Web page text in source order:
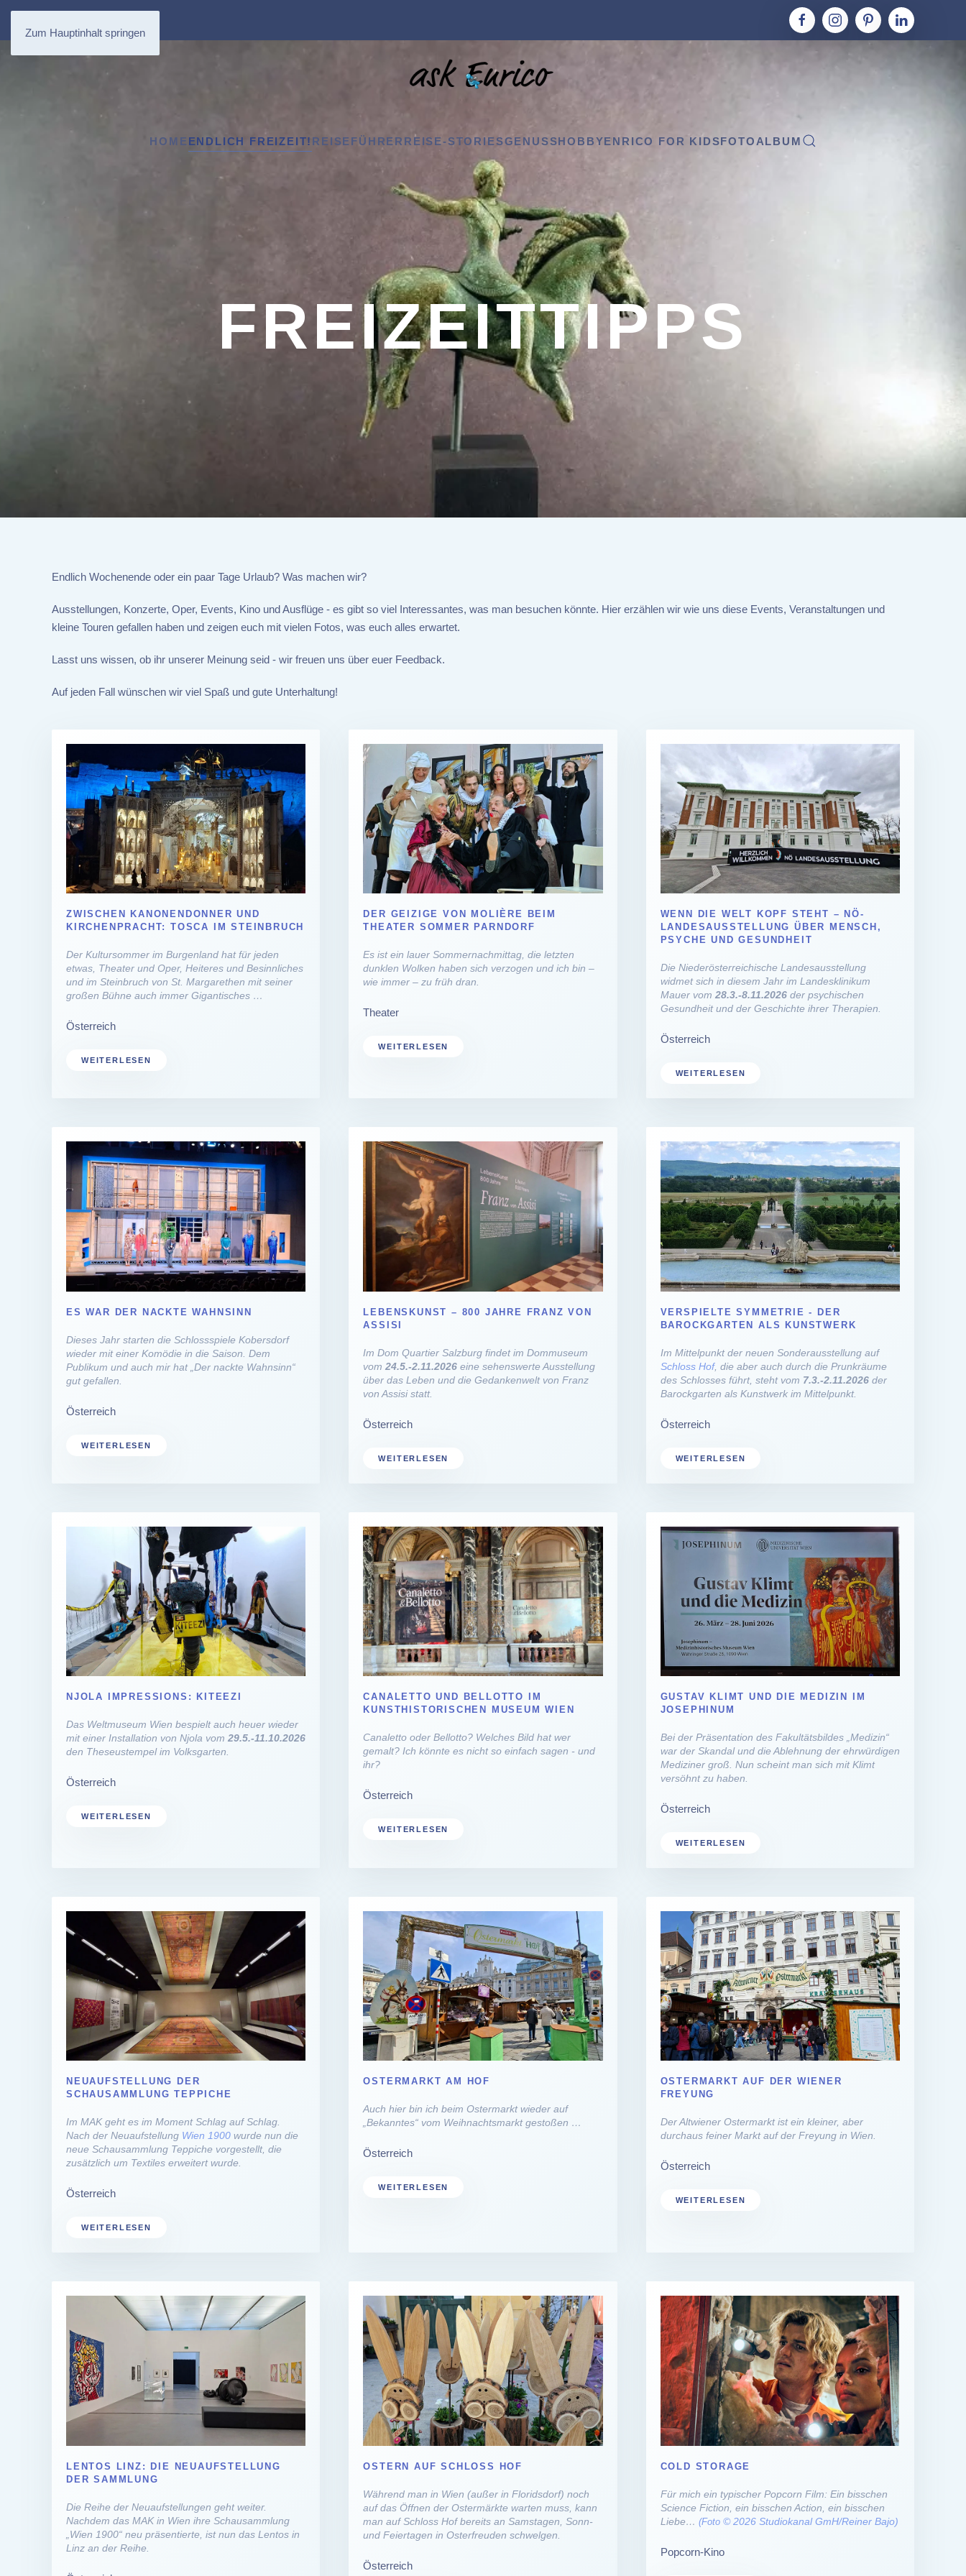
Zum Hauptinhalt springen
HOME ENDLICH FREIZEIT! REISEFÜHRER REISE-STORIESGENUSSHOBBYENRICO FOR KIDSFOTOALBUM
FREIZEITTIPPS
Endlich Wochenende oder ein paar Tage Urlaub? Was machen wir?
Ausstellungen, Konzerte, Oper, Events, Kino und Ausflüge - es gibt so viel Interessantes, was man besuchen könnte. Hier erzählen wir wie uns diese Events, Veranstaltungen und
kleine Touren gefallen haben und zeigen euch mit vielen Fotos, was euch alles erwartet.
Lasst uns wissen, ob ihr unserer Meinung seid - wir freuen uns über euer Feedback.
Auf jeden Fall wünschen wir viel Spaß und gute Unterhaltung!
ZWISCHEN KANONENDONNER UND
KIRCHENPRACHT: TOSCA IM STEINBRUCH
Der Kultursommer im Burgenland hat für jeden
etwas, Theater und Oper, Heiteres und Besinnliches
und im Steinbruch von St. Margarethen mit seiner
großen Bühne auch immer Gigantisches …
Österreich
WEITERLESEN
DER GEIZIGE VON MOLIÈRE BEIM
THEATER SOMMER PARNDORF
Es ist ein lauer Sommernachmittag, die letzten
dunklen Wolken haben sich verzogen und ich bin –
wie immer – zu früh dran.
Theater
WEITERLESEN
WENN DIE WELT KOPF STEHT – NÖ-
LANDESAUSSTELLUNG ÜBER MENSCH,
PSYCHE UND GESUNDHEIT
Die Niederösterreichische Landesausstellung
widmet sich in diesem Jahr im Landesklinikum
Mauer vom 28.3.-8.11.2026der psychischen
Gesundheit und der Geschichte ihrer Therapien.
Österreich
WEITERLESEN
ES WAR DER NACKTE WAHNSINN
Dieses Jahr starten die Schlossspiele Kobersdorf
wieder mit einer Komödie in die Saison. Dem
Publikum und auch mir hat „Der nackte Wahnsinn“
gut gefallen.
Österreich
WEITERLESEN
LEBENSKUNST – 800 JAHRE FRANZ VON
ASSISI
Im Dom Quartier Salzburg findet im Dommuseum
vom24.5.-2.11.2026 eine sehenswerte Ausstellung
über das Leben und die Gedankenwelt von Franz
von Assisi statt.
Österreich
WEITERLESEN
VERSPIELTE SYMMETRIE - DER
BAROCKGARTEN ALS KUNSTWERK
Im Mittelpunkt der neuen Sonderausstellung auf
Schloss Hof, die aber auch durch die Prunkräume
des Schlosses führt, steht vom 7.3.-2.11.2026der
Barockgarten als Kunstwerk im Mittelpunkt.
Österreich
WEITERLESEN
NJOLA IMPRESSIONS: KITEEZI
Das Weltmuseum Wien bespielt auch heuer wieder
mit einer Installation von Njola vom 29.5.-11.10.2026
den Theseustempel im Volksgarten.
Österreich
WEITERLESEN
CANALETTO UND BELLOTTO IM
KUNSTHISTORISCHEN MUSEUM WIEN
Canaletto oder Bellotto? Welches Bild hat wer
gemalt? Ich könnte es nicht so einfach sagen - und
ihr?
Österreich
WEITERLESEN
GUSTAV KLIMT UND DIE MEDIZIN IM
JOSEPHINUM
Bei der Präsentation des Fakultätsbildes „Medizin“
war der Skandal und die Ablehnung der ehrwürdigen
Mediziner groß. Nun scheint man sich mit Klimt
versöhnt zu haben.
Österreich
WEITERLESEN
NEUAUFSTELLUNG DER
SCHAUSAMMLUNG TEPPICHE
Im MAK geht es im Moment Schlag auf Schlag.
Nach der Neuaufstellung Wien 1900 wurde nun die
neue Schausammlung Teppiche vorgestellt, die
zusätzlich um Textiles erweitert wurde.
Österreich
WEITERLESEN
OSTERMARKT AM HOF
Auch hier bin ich beim Ostermarkt wieder auf
„Bekanntes“ vom Weihnachtsmarkt gestoßen …
Österreich
WEITERLESEN
OSTERMARKT AUF DER WIENER
FREYUNG
Der Altwiener Ostermarkt ist ein kleiner, aber
durchaus feiner Markt auf der Freyung in Wien.
Österreich
WEITERLESEN
LENTOS LINZ: DIE NEUAUFSTELLUNG
DER SAMMLUNG
Die Reihe der Neuaufstellungen geht weiter.
Nachdem das MAK in Wien ihre Schausammlung
„Wien 1900“ neu präsentierte, ist nun das Lentos in
Linz an der Reihe.
OSTERN AUF SCHLOSS HOF
Während man in Wien (außer in Floridsdorf) noch
auf das Öffnen der Ostermärkte warten muss, kann
man auf Schloss Hof bereits an Samstagen, Sonn-
und Feiertagen in Osterfreuden schwelgen.
Österreich
COLD STORAGE
Für mich ein typischer Popcorn Film: Ein bisschen
Science Fiction, ein bisschen Action, ein bisschen
Liebe… (Foto© 2026 Studiokanal GmH/Reiner Bajo)
Popcorn-Kino